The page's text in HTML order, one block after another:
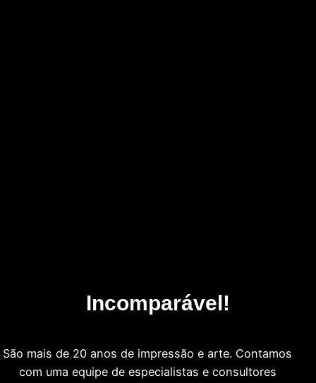
Incomparável!
São mais de 20 anos de impressão e arte. Contamos
com uma equipe de especialistas e consultores